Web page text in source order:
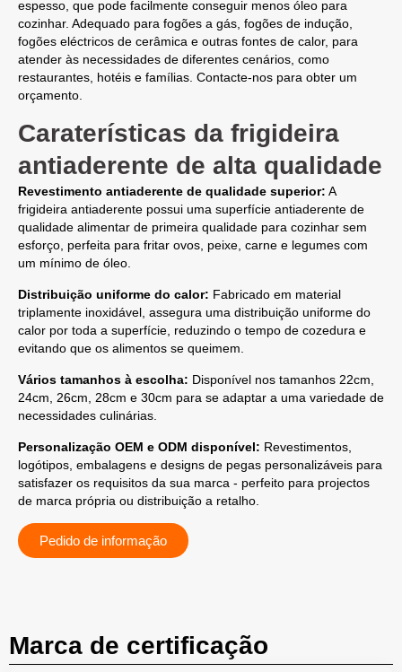
espesso, que pode facilmente conseguir menos óleo para
cozinhar. Adequado para fogões a gás, fogões de indução,
fogões eléctricos de cerâmica e outras fontes de calor, para
atender às necessidades de diferentes cenários, como
restaurantes, hotéis e famílias. Contacte-nos para obter um
orçamento.
Caraterísticas da frigideira
antiaderente de alta qualidade
Revestimento antiaderente de qualidade superior: A
frigideira antiaderente possui uma superfície antiaderente de
qualidade alimentar de primeira qualidade para cozinhar sem
esforço, perfeita para fritar ovos, peixe, carne e legumes com
um mínimo de óleo.
Distribuição uniforme do calor: Fabricado em material
triplamente inoxidável, assegura uma distribuição uniforme do
calor por toda a superfície, reduzindo o tempo de cozedura e
evitando que os alimentos se queimem.
Vários tamanhos à escolha: Disponível nos tamanhos 22cm,
24cm, 26cm, 28cm e 30cm para se adaptar a uma variedade de
necessidades culinárias.
Personalização OEM e ODM disponível: Revestimentos,
logótipos, embalagens e designs de pegas personalizáveis para
satisfazer os requisitos da sua marca - perfeito para projectos
de marca própria ou distribuição a retalho.
Pedido de informação
Marca de certificação